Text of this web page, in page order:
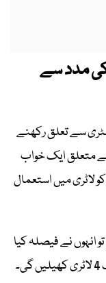
مدد سے
سے تعلق رکھنے
سے متعلق ایک خواب
لاٹری میں استعمال
انہوں نے فیصلہ کیا